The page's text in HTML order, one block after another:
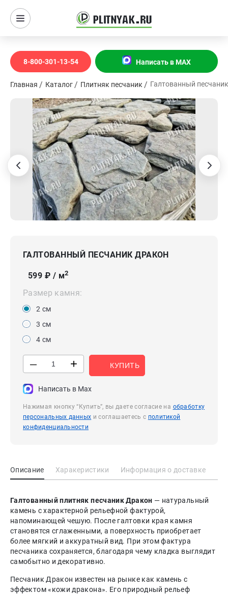
8-800-301-13-54 Написать в MAX
Главная Каталог Плитняк песчаник Галтованный
ГАЛТОВАННЫЙ ПЕСЧАНИК ДРАКОН
599 ₽ / м2
Размер камня:
2 см
3 см
4 см
— + КУПИТЬ
Написать в Max
Нажимая кнопку “Купить”, вы даете согласие на обработку
персональных данных и соглашаетесь с политикой
конфиденциальности
Описание Харакеристики Информация о доставке
Галтованный плитняк песчаник Дракон — натуральный
камень с характерной рельефной фактурой,
напоминающей чешую. После галтовки края камня
становятся сглаженными, а поверхность приобретает
более мягкий и аккуратный вид. При этом фактура
песчаника сохраняется, благодаря чему кладка выглядит
самобытно и декоративно.
Песчаник Дракон известен на рынке как камень с
эффектом «кожи дракона». Его природный рельеф